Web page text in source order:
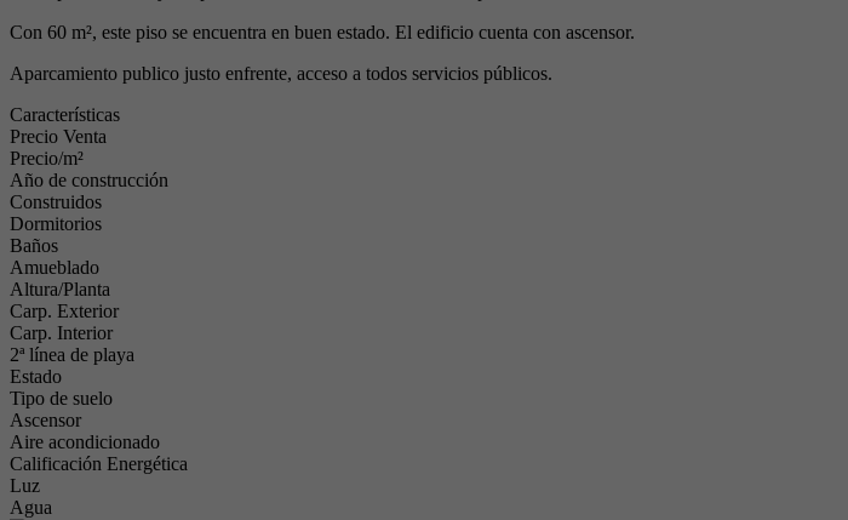
Con 60 m², este piso se encuentra en buen estado. El edificio cuenta con ascensor.
Aparcamiento publico justo enfrente, acceso a todos servicios públicos.
Características
Precio Venta
Precio/m²
Año de construcción
Construidos
Dormitorios
Baños
Amueblado
Altura/Planta
Carp. Exterior
Carp. Interior
2ª línea de playa
Estado
Tipo de suelo
Ascensor
Aire acondicionado
Calificación Energética
Luz
Agua